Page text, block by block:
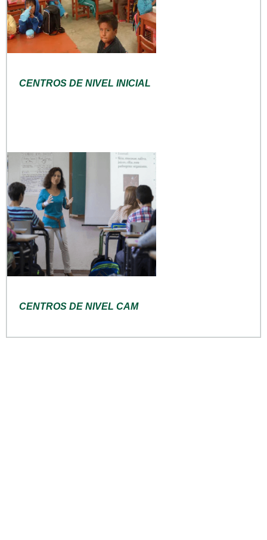
CENTROS DE NIVEL INICIAL
CENTROS DE NIVEL CAM